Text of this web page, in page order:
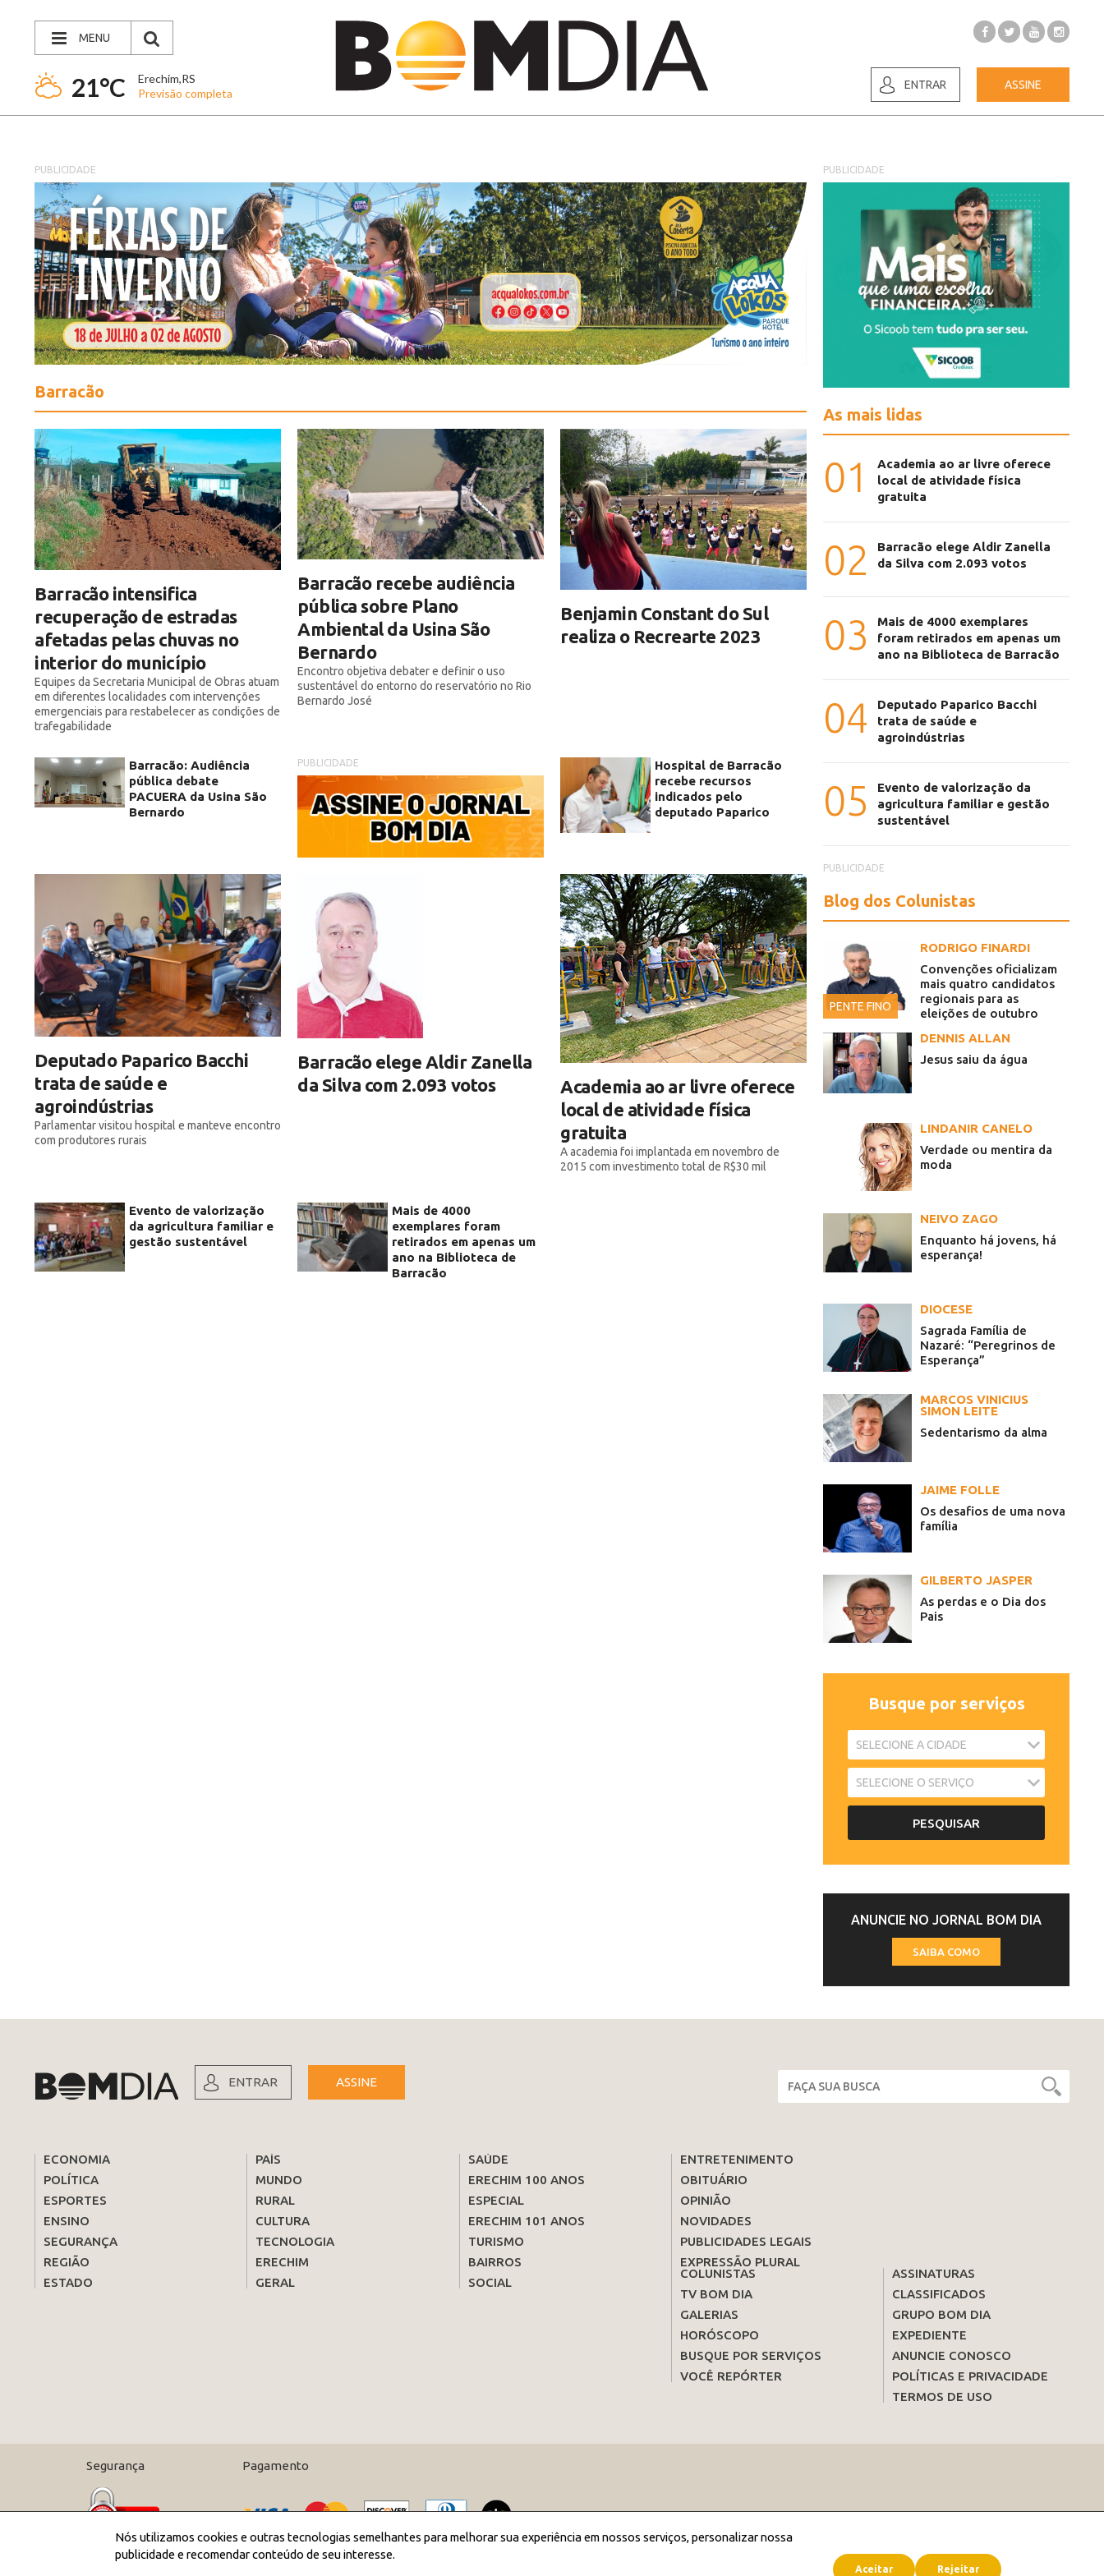
MENU
21°C
Erechim,RS
Previsão completa
ENTRAR ASSINE
PUBLICIDADE
Barracão
Barracão intensifica
recuperação de estradas
afetadas pelas chuvas no
interior do município
Equipes da Secretaria Municipal de Obras atuam
em diferentes localidades com intervenções
emergenciais para restabelecer as condições de
trafegabilidade
Barracão: Audiência
pública debate
PACUERA da Usina São
Bernardo
Barracão recebe audiência
pública sobre Plano
Ambiental da Usina São
Bernardo
Encontro objetiva debater e definir o uso
sustentável do entorno do reservatório no Rio
Bernardo José
PUBLICIDADE
Benjamin Constant do Sul
realiza o Recrearte 2023
Hospital de Barracão
recebe recursos
indicados pelo
deputado Paparico
Deputado Paparico Bacchi
trata de saúde e
agroindústrias
Parlamentar visitou hospital e manteve encontro
com produtores rurais
Evento de valorização
da agricultura familiar e
gestão sustentável
Barracão elege Aldir Zanella
da Silva com 2.093 votos
Mais de 4000
exemplares foram
retirados em apenas um
ano na Biblioteca de
Barracão
Academia ao ar livre oferece
local de atividade física
gratuita
A academia foi implantada em novembro de
2015 com investimento total de R$30 mil
PUBLICIDADE
As mais lidas
01
Academia ao ar livre oferece
local de atividade física
gratuita
02
Barracão elege Aldir Zanella
da Silva com 2.093 votos
03
Mais de 4000 exemplares
foram retirados em apenas um
ano na Biblioteca de Barracão
04
Deputado Paparico Bacchi
trata de saúde e
agroindústrias
05
Evento de valorização da
agricultura familiar e gestão
sustentável
PUBLICIDADE
Blog dos Colunistas
PENTE FINO
RODRIGO FINARDI
Convenções oficializam
mais quatro candidatos
regionais para as
eleições de outubro
DENNIS ALLAN
Jesus saiu da água
LINDANIR CANELO
Verdade ou mentira da
moda
NEIVO ZAGO
Enquanto há jovens, há
esperança!
DIOCESE
Sagrada Família de
Nazaré: “Peregrinos de
Esperança”
MARCOS VINICIUS
SIMON LEITE
Sedentarismo da alma
JAIME FOLLE
Os desafios de uma nova
família
GILBERTO JASPER
As perdas e o Dia dos
Pais
Busque por serviços
ANUNCIE NO JORNAL BOM DIA
SAIBA COMO
ENTRAR ASSINE
ECONOMIA
POLÍTICA
ESPORTES
ENSINO
SEGURANÇA
REGIÃO
ESTADO
PAÍS
MUNDO
RURAL
CULTURA
TECNOLOGIA
ERECHIM
GERAL
SAÚDE
ERECHIM 100 ANOS
ESPECIAL
ERECHIM 101 ANOS
TURISMO
BAIRROS
SOCIAL
ENTRETENIMENTO
OBITUÁRIO
OPINIÃO
NOVIDADES
PUBLICIDADES LEGAIS
EXPRESSÃO PLURAL
COLUNISTAS
TV BOM DIA
GALERIAS
HORÓSCOPO
BUSQUE POR SERVIÇOS
VOCÊ REPÓRTER
ASSINATURAS
CLASSIFICADOS
GRUPO BOM DIA
EXPEDIENTE
ANUNCIE CONOSCO
POLÍTICAS E PRIVACIDADE
TERMOS DE USO
Segurança Pagamento
Nós utilizamos cookies e outras tecnologias semelhantes para melhorar sua experiência em nossos serviços, personalizar nossa
publicidade e recomendar conteúdo de seu interesse.
Aceitar Rejeitar